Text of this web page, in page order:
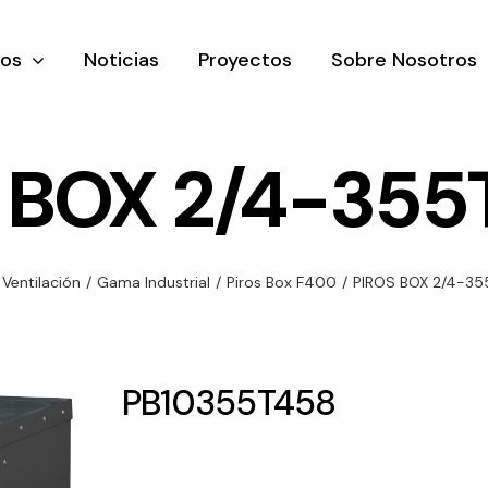
y
de
y
Ventilación
ventilación
Noticias Proyectos Sobre Nosotros
BOX 2/4-
Ventilación / Gama Industrial / Piros Box F400 / PIROS BOX 2/4-
PB10355T458